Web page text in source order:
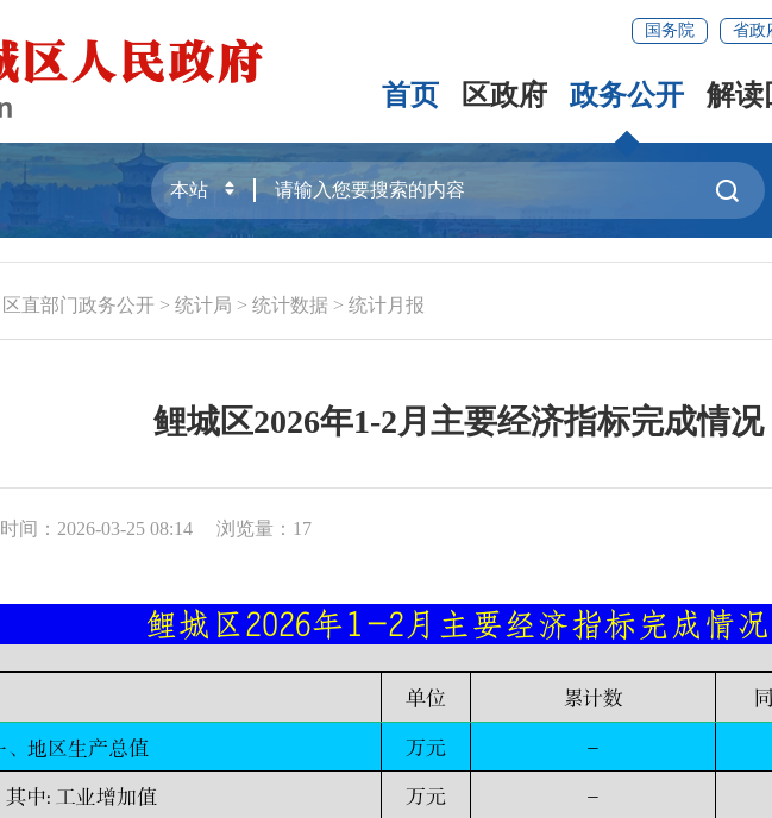
国务院 省政
首页 区政府 政务公开 解读
区直部门政务公开 > 统计局 > 统计数据 > 统计月报
鲤城区2026年1-2月主要经济指标完成情况
时间：2026-03-25 08:14 浏览量： 17